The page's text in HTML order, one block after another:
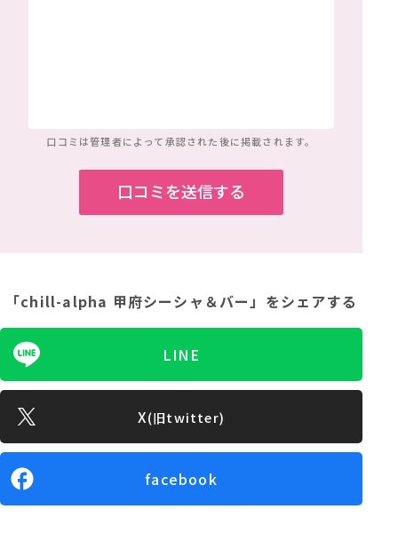
口コミは管理者によって承認された後に掲載されます。
「chill-alpha 甲府シーシャ＆バー」 をシェアする
LINE
X(旧twitter)
facebook